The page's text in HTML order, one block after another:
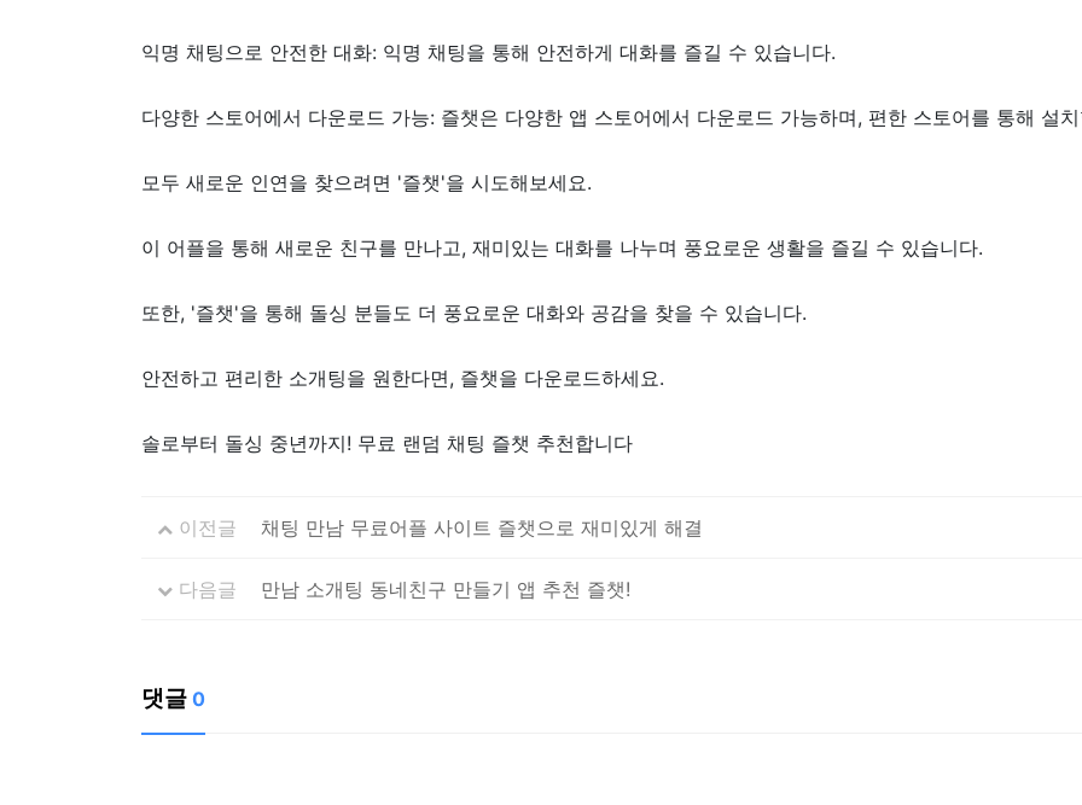
익명 채팅으로 안전한 대화: 익명 채팅을 통해 안전하게 대화를 즐길 수 있습니다.
다양한 스토어에서 다운로드 가능: 즐챗은 다양한 앱 스토어에서 다운로드 가능하며, 편한 스토어를 통해 설
모두 새로운 인연을 찾으려면 '즐챗'을 시도해보세요.
이 어플을 통해 새로운 친구를 만나고, 재미있는 대화를 나누며 풍요로운 생활을 즐길 수 있습니다.
또한, '즐챗'을 통해 돌싱 분들도 더 풍요로운 대화와 공감을 찾을 수 있습니다.
안전하고 편리한 소개팅을 원한다면, 즐챗을 다운로드하세요.
솔로부터 돌싱 중년까지! 무료 랜덤 채팅 즐챗 추천합니다
이전글 채팅 만남 무료어플 사이트 즐챗으로 재미있게 해결
다음글 만남 소개팅 동네친구 만들기 앱 추천 즐챗!
댓글 0